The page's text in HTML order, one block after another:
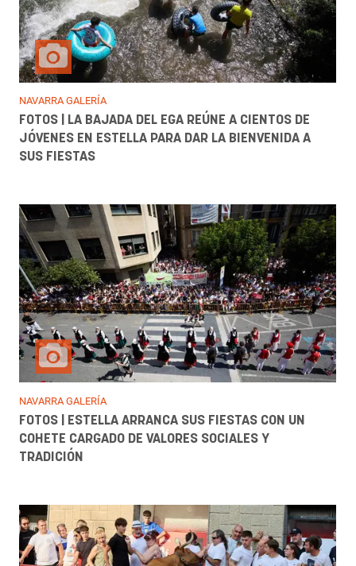
NAVARRA GALERÍA
FOTOS | LA BAJADA DEL EGA REÚNE A CIENTOS DE
JÓVENES EN ESTELLA PARA DAR LA BIENVENIDA A
SUS FIESTAS
NAVARRA GALERÍA
FOTOS | ESTELLA ARRANCA SUS FIESTAS CON UN
COHETE CARGADO DE VALORES SOCIALES Y
TRADICIÓN